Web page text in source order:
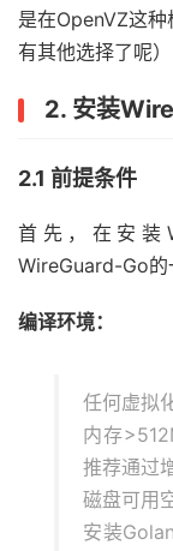
是在OpenVZ这
有其他选择了呢）
2. 安装
2.1 前提条件
首先，在安装
WireGuard-Go的
编译环境：
任何虚拟
内存
推荐通过
磁盘可用
安装